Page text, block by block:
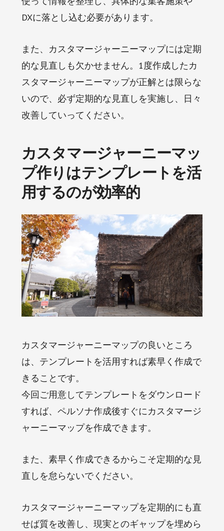
DXに落とし込む必要があります。
また、カスタマージャーニーマップには定期
的な見直しも欠かせません。1度作成したカ
スタマージャーニーマップが正解とは限らな
いので、必ず定期的な見直しを実施し、日々
改善していってください。
カスタマージャーニーマッ
プ作りはテンプレートを活
用するのが効率的
カスタマージャーニーマップの良いところ
は、テンプレートを活用すれば素早く作成で
きることです。
今回ご用意してテンプレートをダウンロード
すれば、ペルソナ作成後すぐにカスタマージ
ャーニーマップを作成できます。
また、素早く作成できるからこそ定期的な見
直しを怠らないでください。
カスタマージャーニーマップを定期的にも直
せば質を改善し、現実とのギャップを埋めら